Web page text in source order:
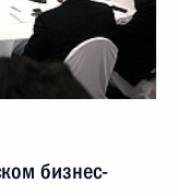
бизнес-